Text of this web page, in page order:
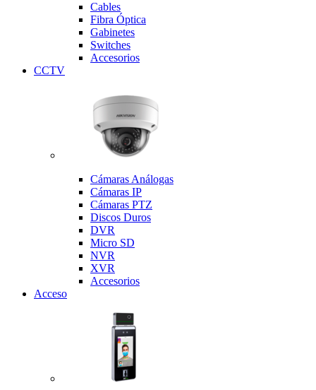
Cables
Fibra Óptica
Gabinetes
Switches
Accesorios
CCTV
Cámaras Análogas
Cámaras IP
Cámaras PTZ
Discos Duros
DVR
Micro SD
NVR
XVR
Accesorios
Acceso